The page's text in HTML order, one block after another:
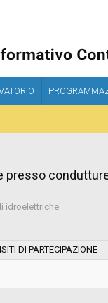
idroelettriche
DI PARTECIPAZIONE